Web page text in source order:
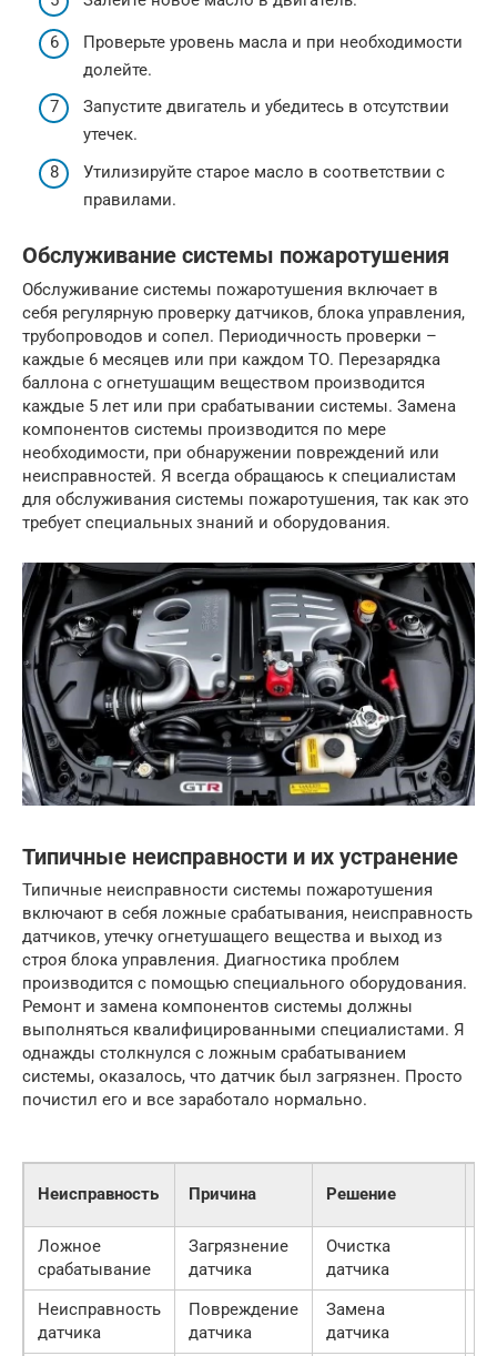
Проверьте уровень масла и при необходимости
долейте.
Запустите двигатель и убедитесь в отсутствии
утечек.
Утилизируйте старое масло в соответствии с
правилами.
Обслуживание системы пожаротушения
Обслуживание системы пожаротушения включает в
себя регулярную проверку датчиков, блока управления,
трубопроводов и сопел. Периодичность проверки –
каждые 6 месяцев или при каждом ТО. Перезарядка
баллона с огнетушащим веществом производится
каждые 5 лет или при срабатывании системы. Замена
компонентов системы производится по мере
необходимости, при обнаружении повреждений или
неисправностей. Я всегда обращаюсь к специалистам
для обслуживания системы пожаротушения, так как это
требует специальных знаний и оборудования.
Типичные неисправности и их устранение
Типичные неисправности системы пожаротушения
включают в себя ложные срабатывания, неисправность
датчиков, утечку огнетушащего вещества и выход из
строя блока управления. Диагностика проблем
производится с помощью специального оборудования.
Ремонт и замена компонентов системы должны
выполняться квалифицированными специалистами. Я
однажды столкнулся с ложным срабатыванием
системы, оказалось, что датчик был загрязнен. Просто
почистил его и все заработало нормально.
Неисправность Причина Решение
Ложное
срабатывание
Загрязнение
датчика
Очистка
датчика
Неисправность
датчика
Повреждение
датчика
Замена
датчика